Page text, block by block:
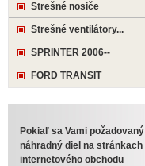
Strešné nosiče
Strešné ventilátory...
SPRINTER 2006--
FORD TRANSIT
Pokiaľ sa Vami požadovaný
náhradný diel na stránkach
internetového obchodu